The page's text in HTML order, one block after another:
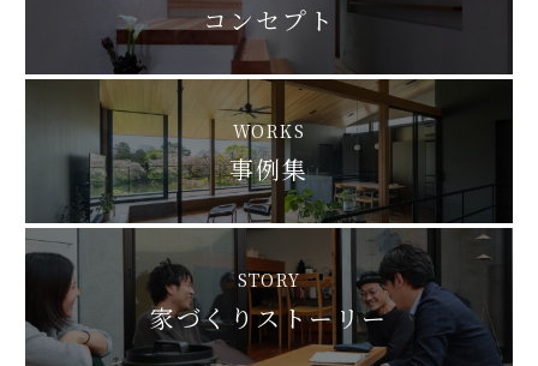
コンセプト
WORKS
事例集
STORY
家づくりストーリー